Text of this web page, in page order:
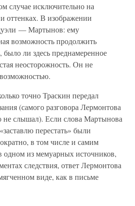
случае исключительно на
оттенках. В изображении
— Мартынов: ему
возможность продолжить
ли здесь преднамеренное
неосторожность. Он не
точно Траскин передал
(самого разговора Лермонтова
слышал). Если слова Мартынова
перестать» были
в том числе и самим
из мемуарных источников,
следствия, ответ Лермонтова
виде, как в письме